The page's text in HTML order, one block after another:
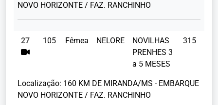
NOVO HORIZONTE / FAZ. RANCHINHO
27 105 Fêmea NELORE
NOVILHAS
PRENHES 3
a 5 MESES
315
Localização: 160 KM DE MIRANDA/MS - EMBARQUE
NOVO HORIZONTE / FAZ. RANCHINHO